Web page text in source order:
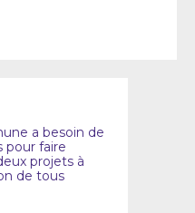
a besoin de
pour faire
projets à
de tous